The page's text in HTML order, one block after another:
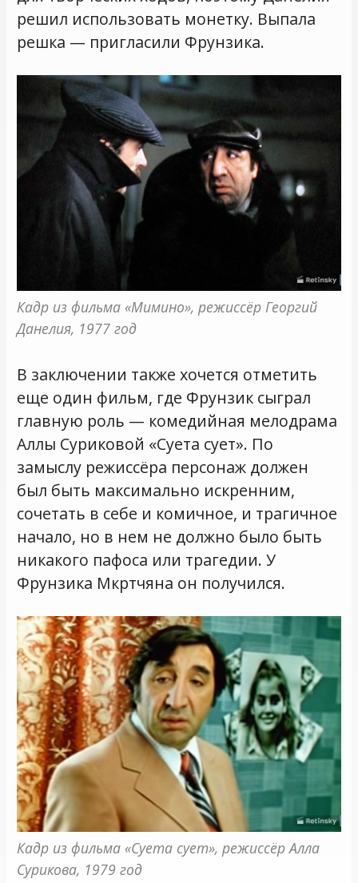
решил использовать монетку. Выпала
решка — пригласили Фрунзика.
Кадр из фильма «Мимино», режиссёр Георгий
Данелия, 1977 год
В заключении также хочется отметить
еще один фильм, где Фрунзик сыграл
главную роль — комедийная мелодрама
Аллы Суриковой «Суета сует». По
замыслу режиссёра персонаж должен
был быть максимально искренним,
сочетать в себе и комичное, и трагичное
начало, но в нем не должно было быть
никакого пафоса или трагедии. У
Фрунзика Мкртчяна он получился.
Кадр из фильма «Суета сует», режиссёр Алла
Сурикова, 1979 год